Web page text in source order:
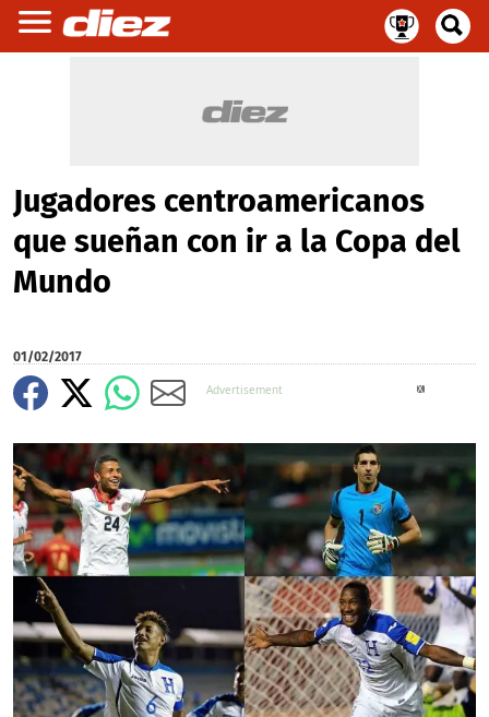
Jugadores centroamericanos
que sueñan con ir a la Copa del
Mundo
01/02/2017
X